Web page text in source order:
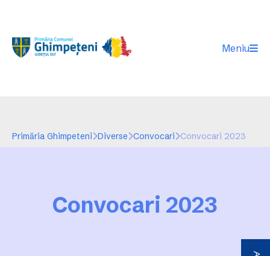
Meniu
Primăria Ghimpeteni Diverse Convocari Convocari 2023
Convocari 2023